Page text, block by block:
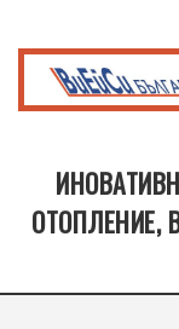
ОТОПЛЕНИЕ,